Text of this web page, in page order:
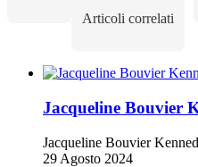
Articoli correlati
Jacqueline Bouvier
Jacqueline Bouvier
29 Agosto 2024